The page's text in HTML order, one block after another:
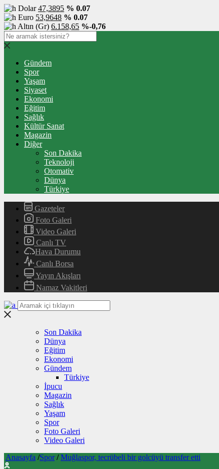
Dolar47,3895 % 0.07
Euro 53,9648 % 0.07
Altın (Gr) 6.158,65 %-0,76
Gündem
Spor
Yaşam
Siyaset
Ekonomi
Eğitim
Sağlık
Kültür Sanat
Magazin
Diğer
Son Dakika
Teknoloji
Otomativ
Dünya
Türkiye
Gazeteler
Foto Galeri
Video Galeri
Canlı TV
Hava Durumu
Canlı Borsa
Yayın Akışları
Namaz Vakitleri
Son Dakika
Dünya
Eğitim
Ekonomi
Gündem
Türkiye
İpucu
Magazin
Sağlık
Yaşam
Spor
Foto Galeri
Video Galeri
Anasayfa /Spor / Muğlaspor, tecrübeli bir golcüyü transfer etti